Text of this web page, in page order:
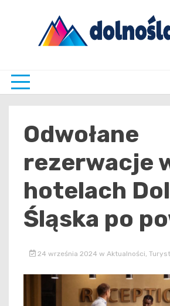
Odwołane
rezerwacje
hotelach
Śląska po
24 września 2024 w Aktualności